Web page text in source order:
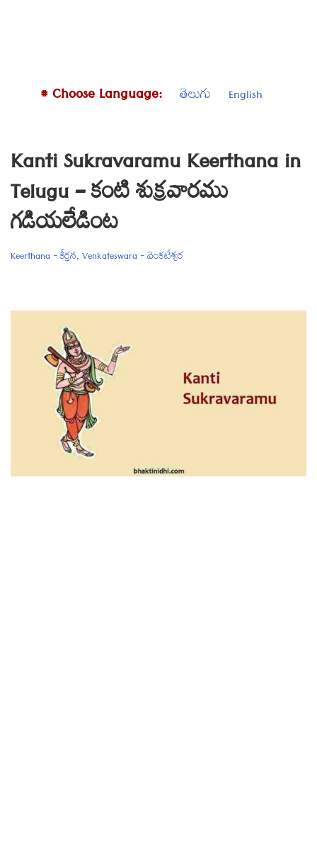
# Choose Language: తెలుగు English
Kanti Sukravaramu Keerthana in
Telugu – కంటి శుక్రవారము
గడియలేడింట
Keerthana - కీర్తన, Venkateswara - వెంకటేశ్వర